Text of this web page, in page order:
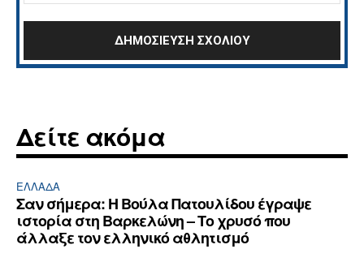
Δείτε ακόμα
ΕΛΛΆΔΑ
Σαν σήμερα: Η Βούλα Πατουλίδου έγραψε
ιστορία στη Βαρκελώνη – Το χρυσό που
άλλαξε τον ελληνικό αθλητισμό